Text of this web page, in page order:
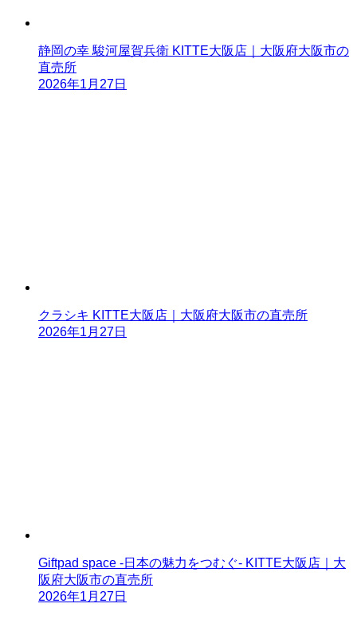
静岡の幸 駿河屋賀兵衛 KITTE大阪店｜大阪府大阪市の
直売所
2026年1月27日
クラシキ KITTE大阪店｜大阪府大阪市の直売所
2026年1月27日
Giftpad space -日本の魅力をつむぐ- KITTE大阪店｜大
阪府大阪市の直売所
2026年1月27日